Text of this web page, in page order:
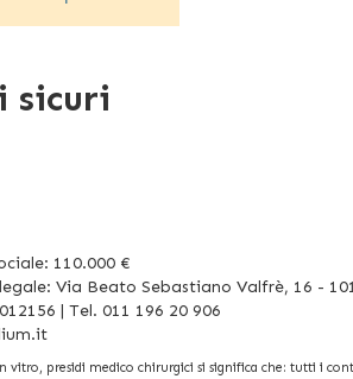
sicuri
110.000 €
Via Beato Sebastiano Valfrè, 16 -
| Tel. 011 196 20 906
presidi medico chirurgici si significa che: tutti i